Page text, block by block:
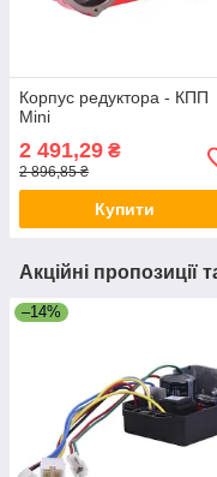
Корпус редуктора - КПП
Mini
2 491,29 ₴
2 896,85 ₴
Купити
Акційні пропозиції
–14%